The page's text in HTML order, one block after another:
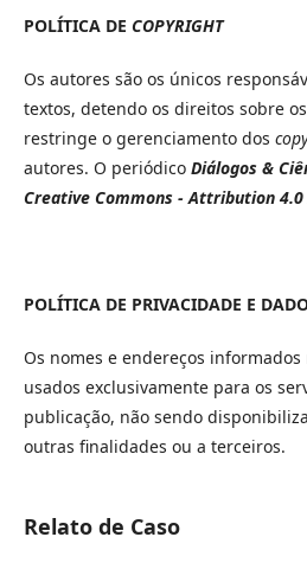
POLÍTICA DE COPYRIGHT
Os autores são os únicos
textos, detendo os direitos sobre
restringe o gerenciamento dos
autores. O periódico Diálogos &
Creative Commons - Attribution
POLÍTICA DE PRIVACIDADE E
Os nomes e endereços
usados exclusivamente para os
publicação, não sendo
outras finalidades ou a terceiros.
Relato de Caso